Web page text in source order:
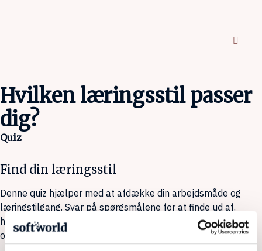
Hvilken læringsstil passer
dig?
Quiz
Find din læringsstil
Denne quiz hjælper med at afdække din arbejdsmåde og
læringstilgang. Svar på spørgsmålene for at finde ud af,
hvordan du bedst tilegner dig viden og arbejder med nye
opgaver.